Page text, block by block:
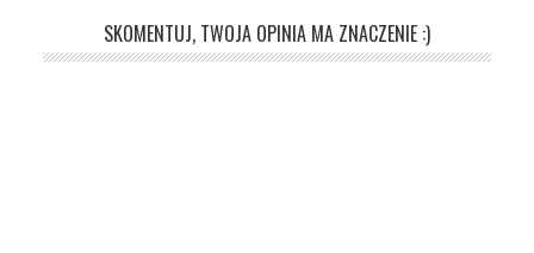
SKOMENTUJ, TWOJA OPINIA MA ZNACZENIE :)